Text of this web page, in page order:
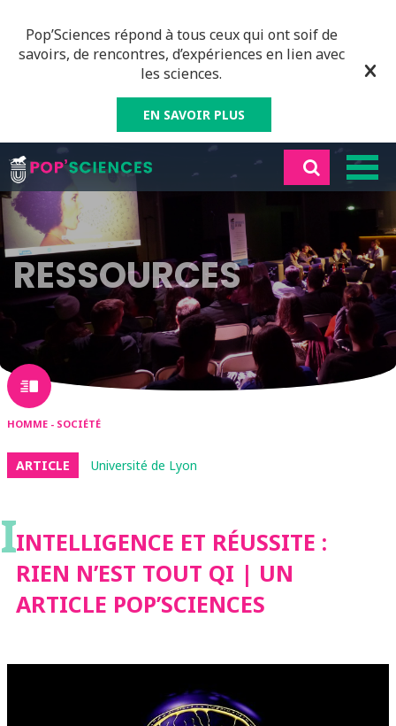
Pop’Sciences répond à tous ceux qui ont soif de
savoirs, de rencontres, d’expériences en lien avec
les sciences.
EN SAVOIR PLUS
RESSOURCES
HOMME - SOCIÉTÉ
ARTICLE Université de Lyon
IINTELLIGENCE ET RÉUSSITE :
RIEN N’EST TOUT QI | UN
ARTICLE POP’SCIENCES